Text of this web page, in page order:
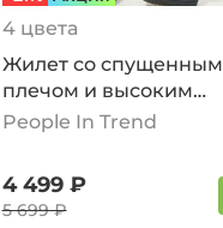
4 цвета
Жилет со спущенным
плечом и высоким
воротом, хаки
People In Trend
4 499 ₽
5 699 ₽